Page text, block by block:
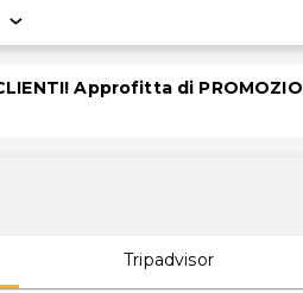
all'aperto
Approfitta di
Tripadvisor